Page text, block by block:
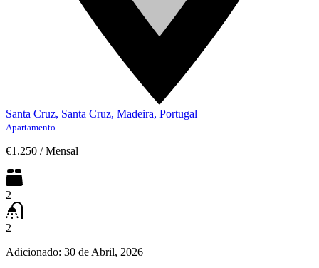
Santa Cruz, Santa Cruz, Madeira, Portugal
Apartamento
€1.250 / Mensal
2
2
Adicionado: 30 de Abril, 2026